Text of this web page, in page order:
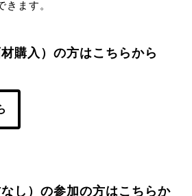
ます。
購入）の方はこちらから
し）の参加の方はこちらか